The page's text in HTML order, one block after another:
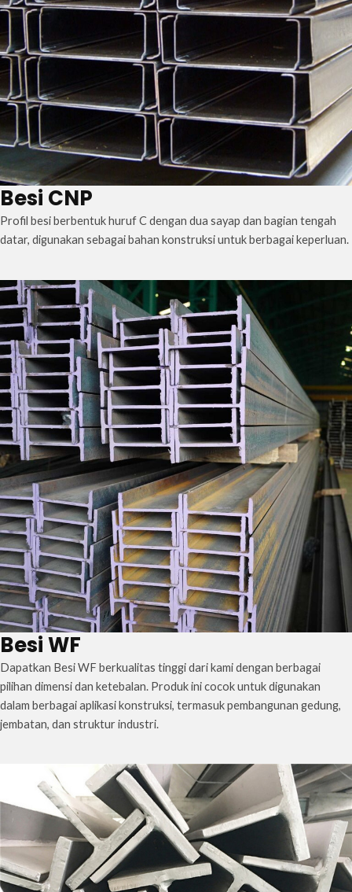
Besi CNP
Profil besi berbentuk huruf C dengan dua sayap dan bagian tengah
datar, digunakan sebagai bahan konstruksi untuk berbagai keperluan.
Besi WF
Dapatkan Besi WF berkualitas tinggi dari kami dengan berbagai
pilihan dimensi dan ketebalan. Produk ini cocok untuk digunakan
dalam berbagai aplikasi konstruksi, termasuk pembangunan gedung,
jembatan, dan struktur industri.